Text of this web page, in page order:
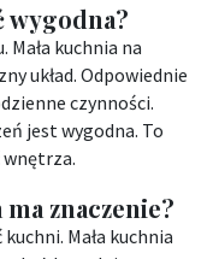
wygodna?
kuchnia na
układ. Odpowiednie
czynności.
jest wygodna. To
znaczenie?
Mała kuchnia